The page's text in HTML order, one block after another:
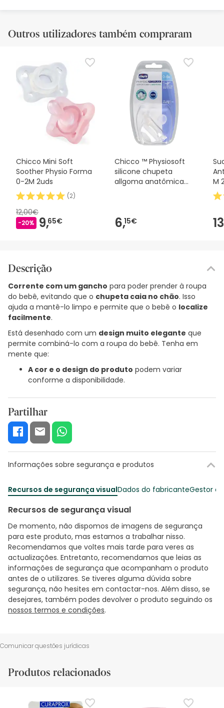
Outros utilizadores também compraram
Chicco Mini Soft
Soother Physio Forma
0-2M 2uds
(2)
12,00€
-20% 9,65€
Chicco ™ Physiosoft
silicone chupeta
allgoma anatômica
6,15€
M
Descrição
Corrente com um gancho para poder prender à roupa
do bebê, evitando que o chupeta caia no chão. Isso
ajuda a mantê-lo limpo e permite que o bebê o localize
facilmente.
Está desenhado com um design muito elegante que
permite combiná-lo com a roupa do bebê. Tenha em
mente que:
A cor e o design do produto podem variar
conforme a disponibilidade.
Partilhar
Informações sobre segurança e produtos
Recursos de segurança visualDados do fabricanteGestor
Recursos de segurança visual
De momento, não dispomos de imagens de segurança
para este produto, mas estamos a trabalhar nisso.
Recomendamos que voltes mais tarde para veres as
actualizações. Entretanto, recomendamos que leias as
informações de segurança que acompanham o produto
antes de o utilizares. Se tiveres alguma dúvida sobre
segurança, não hesites em contactar-nos. Além disso, se
desejares, também podes devolver o produto seguindo os
nossos termos e condições.
Comunicar questões jurídicas
Produtos relacionados